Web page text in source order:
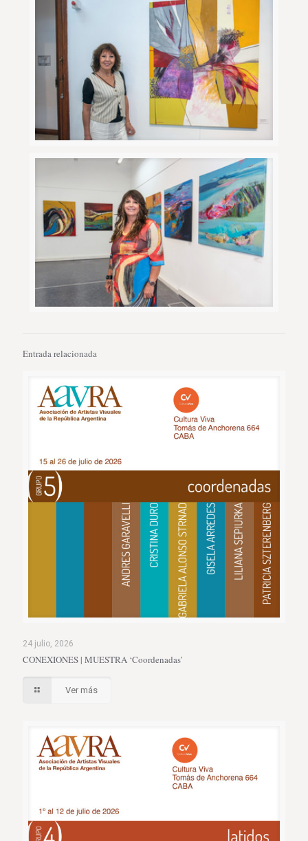
Entrada relacionada
24 julio, 2026
CONEXIONES | MUESTRA ‘Coordenadas’
Ver más